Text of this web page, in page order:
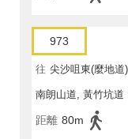
973
往 尖沙咀東(麼地道)
南朗山道, 黃竹坑道
距離 80m